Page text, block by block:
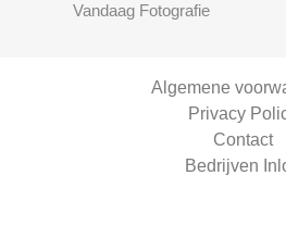
Vandaag Fotografie
Algemene
Privacy
Contact
Bedrijven